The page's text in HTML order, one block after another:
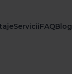
ServiciiFAQBlog